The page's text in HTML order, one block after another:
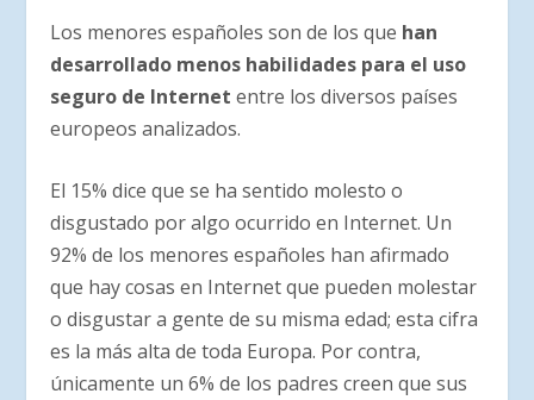
Los menores españoles son de los que han
desarrollado menos habilidades para el uso
seguro de Internet entre los diversos países
europeos analizados.
El 15% dice que se ha sentido molesto o
disgustado por algo ocurrido en Internet. Un
92% de los menores españoles han afirmado
que hay cosas en Internet que pueden molestar
o disgustar a gente de su misma edad; esta cifra
es la más alta de toda Europa. Por contra,
únicamente un 6% de los padres creen que sus